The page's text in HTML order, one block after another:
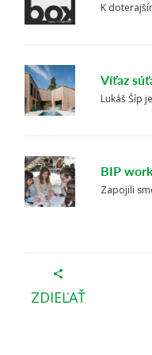
K
Víťaz
Lukáš Šíp
BIP
Zapojili
ZDIEĽAŤ